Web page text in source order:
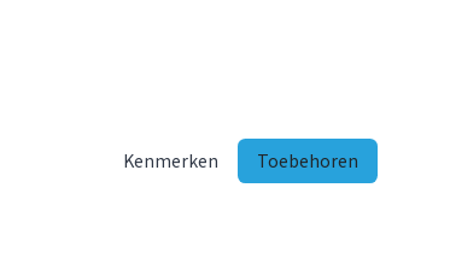
Kenmerken Toebehoren